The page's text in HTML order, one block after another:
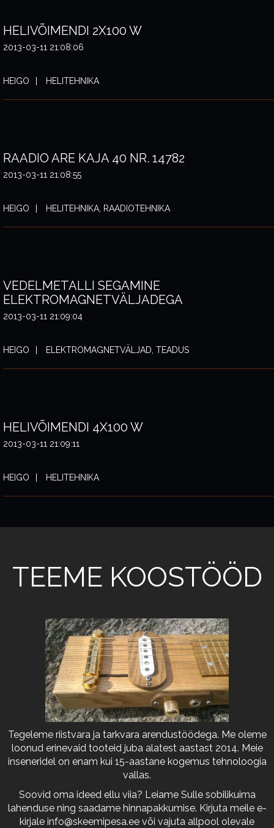
HELIVÕIMENDI 2X100 W
2013-03-11 21:08:06
HEIGO HELITEHNIKA
RAADIO ARE KAJA 40 NR. 14782
2013-03-11 21:08:55
HEIGO HELITEHNIKA, RAADIOTEHNIKA
VEDELMETALLI SEGAMINE
ELEKTROMAGNETVÄLJADEGA
2013-03-11 21:09:04
HEIGO ELEKTROMAGNETVÄLJAD, TEADUS
HELIVÕIMENDI 4X100 W
2013-03-11 21:09:11
HEIGO HELITEHNIKA
TEEME KOOSTÖÖD
Tegeleme riistvara ja tarkvara arendustöödega. Me oleme
loonud erinevaid tooteid juba alatest aastast 2014. Meie
inseneridel on enam kui 15-aastane kogemus tehnoloogia
vallas.
Soovid oma ideed ellu viia? Leiame Sulle sobilikuima
lahenduse ning saadame hinnapakkumise. Kirjuta meile e-
kirjale info@skeemipesa.ee või vajuta allpool olevale